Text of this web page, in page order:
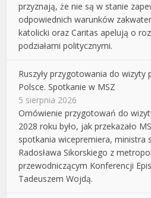
przyznają, że nie są w stanie
odpowiednich warunków
katolicki oraz Caritas apelują o
podziałami politycznymi.
Ruszyły przygotowania do wizyty
Polsce. Spotkanie w MSZ
5 sierpnia 2026
Omówienie przygotowań do
2028 roku było, jak przekazało
spotkania wicepremiera, ministra
Radosława Sikorskiego z
przewodniczącym Konferencji
Tadeuszem Wojdą.